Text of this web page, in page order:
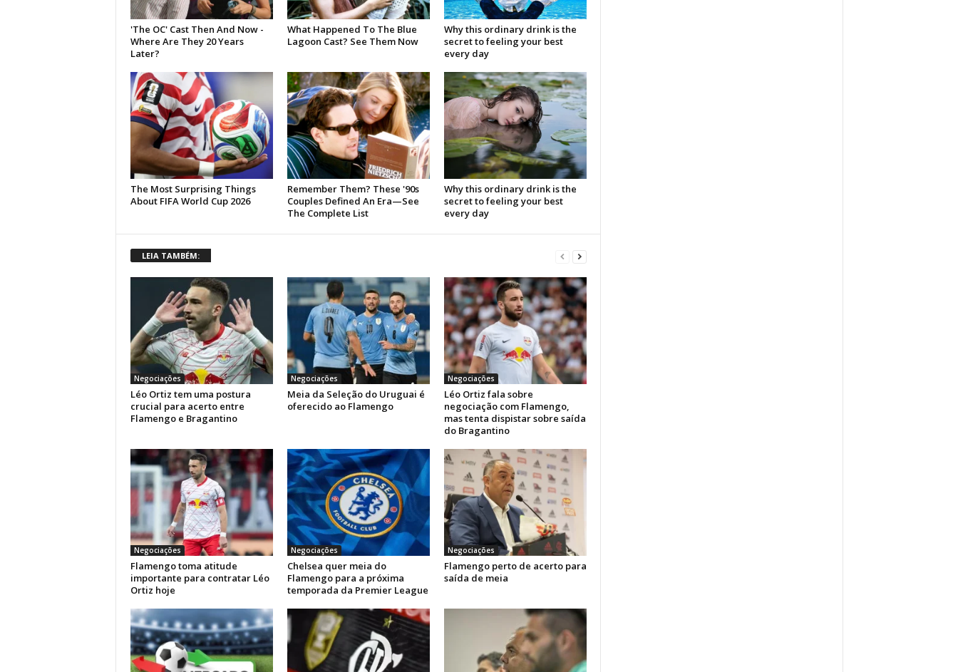
LEIA TAMBÉM:
Negociações
Léo Ortiz tem uma postura
crucial para acerto entre
Flamengo e Bragantino
Negociações
Meia da Seleção do Uruguai é
oferecido ao Flamengo
Negociações
Léo Ortiz fala sobre
negociação com Flamengo,
mas tenta dispistar sobre saída
do Bragantino
Negociações
Flamengo toma atitude
importante para contratar Léo
Ortiz hoje
Negociações
Chelsea quer meia do
Flamengo para a próxima
temporada da Premier League
Negociações
Flamengo perto de acerto para
saída de meia